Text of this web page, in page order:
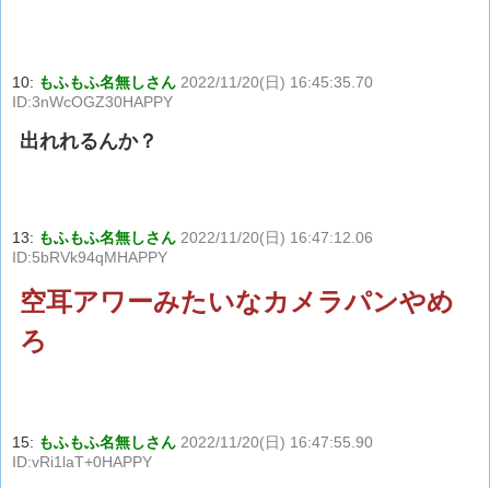
10: もふもふ名無しさん 2022/11/20(日) 16:45:35.70
ID:3nWcOGZ30HAPPY
出れれるんか？
13: もふもふ名無しさん 2022/11/20(日) 16:47:12.06
ID:5bRVk94qMHAPPY
空耳アワーみたいなカメラパンやめ
ろ
15: もふもふ名無しさん 2022/11/20(日) 16:47:55.90
ID:vRi1laT+0HAPPY